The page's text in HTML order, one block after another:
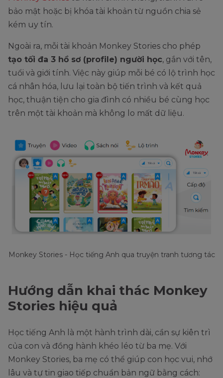
bảo mật hoặc bị khóa tài khoản từ nguồn chia sẻ
kém uy tín.
Ngoài ra, mỗi tài khoản Monkey Stories cho phép
tạo tối đa 3 hồ sơ (profile) người học, gắn với tên,
tuổi và giới tính. Việc này giúp mỗi bé có lộ trình học
cá nhân hóa, lưu lại toàn bộ tiến trình và kết quả
học, thuận tiện cho gia đình có nhiều bé cùng học
trên một tài khoản mà không lo mất dữ liệu.
Monkey Stories - Học tiếng Anh qua truyện tranh tương tác
Hướng dẫn khai thác Monkey
Stories hiệu quả
Học tiếng Anh là một hành trình dài, cần sự kiên trì
của con và đồng hành khéo léo từ ba mẹ. Với
Monkey Stories, ba mẹ có thể giúp con học vui, nhớ
lâu và tự tin giao tiếp chuẩn bản ngữ bằng cách: